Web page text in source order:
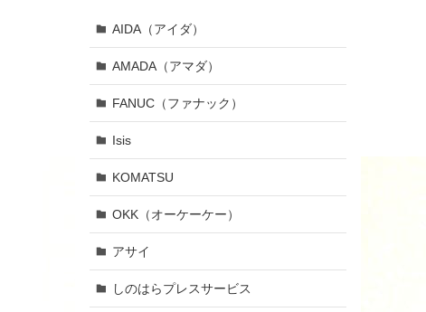
AIDA（アイダ）
AMADA（アマダ）
FANUC（ファナック）
Isis
KOMATSU
OKK（オーケーケー）
アサイ
しのはらプレスサービス